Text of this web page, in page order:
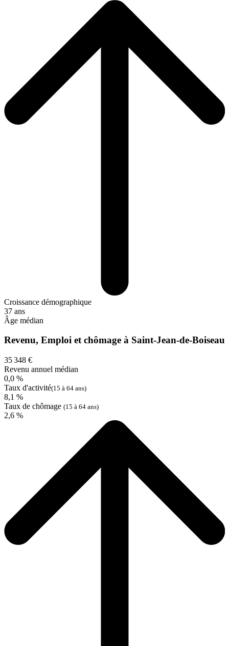
Croissance démographique
37 ans
Âge médian
Revenu, Emploi et chômage à Saint-Jean-de-Boiseau
35 348 €
Revenu annuel médian
0,0 %
Taux d'activité(15 à 64 ans)
8,1 %
Taux de chômage (15 à 64 ans)
2,6 %